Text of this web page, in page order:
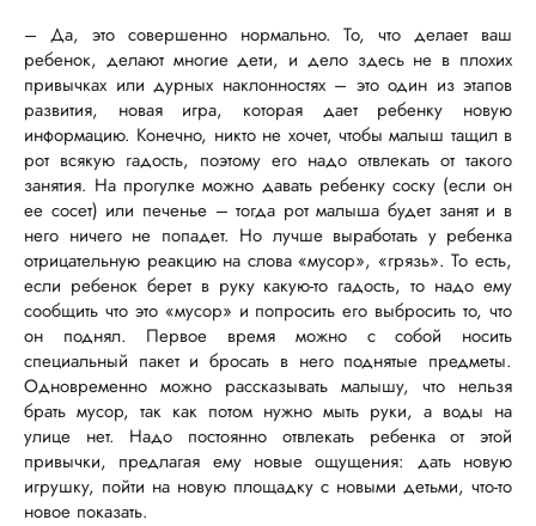
– Да, это совершенно нормально. То, что делает ваш
ребенок, делают многие дети, и дело здесь не в плохих
привычках или дурных наклонностях – это один из этапов
развития, новая игра, которая дает ребенку новую
информацию. Конечно, никто не хочет, чтобы малыш тащил в
рот всякую гадость, поэтому его надо отвлекать от такого
занятия. На прогулке можно давать ребенку соску (если он
ее сосет) или печенье – тогда рот малыша будет занят и в
него ничего не попадет. Но лучше выработать у ребенка
отрицательную реакцию на слова «мусор», «грязь». То есть,
если ребенок берет в руку какую-то гадость, то надо ему
сообщить что это «мусор» и попросить его выбросить то, что
он поднял. Первое время можно с собой носить
специальный пакет и бросать в него поднятые предметы.
Одновременно можно рассказывать малышу, что нельзя
брать мусор, так как потом нужно мыть руки, а воды на
улице нет. Надо постоянно отвлекать ребенка от этой
привычки, предлагая ему новые ощущения: дать новую
игрушку, пойти на новую площадку с новыми детьми, что-то
новое показать.